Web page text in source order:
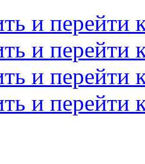
и перейти
и перейти
и перейти
и перейти